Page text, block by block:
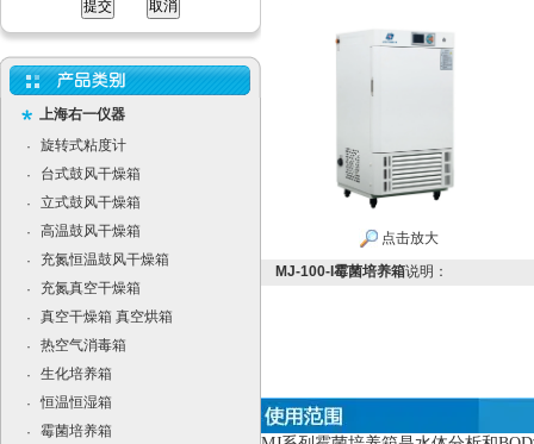
上海右一仪器
·
旋转式粘度计
·
台式鼓风干燥箱
·
立式鼓风干燥箱
·
高温鼓风干燥箱
·
充氮恒温鼓风干燥箱
·
充氮真空干燥箱
·
真空干燥箱 真空烘箱
·
热空气消毒箱
·
生化培养箱
·
恒温恒湿箱
·
霉菌培养箱
点击放大
MJ-100-I霉菌培养箱说明：